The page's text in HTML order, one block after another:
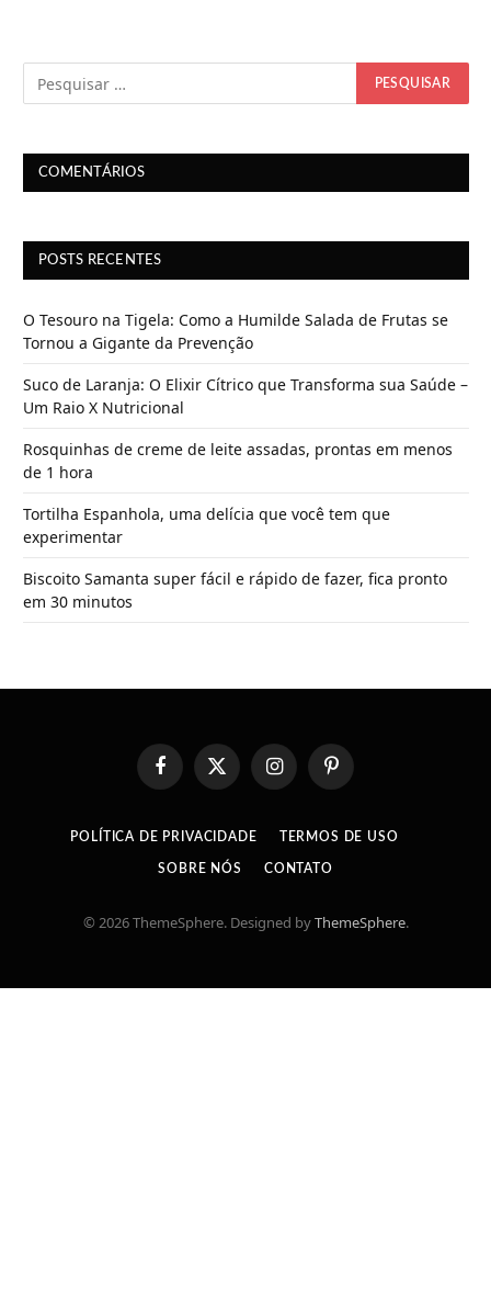
COMENTÁRIOS
POSTS RECENTES
O Tesouro na Tigela: Como a Humilde Salada de Frutas se
Tornou a Gigante da Prevenção
Suco de Laranja: O Elixir Cítrico que Transforma sua Saúde –
Um Raio X Nutricional
Rosquinhas de creme de leite assadas, prontas em menos
de 1 hora
Tortilha Espanhola, uma delícia que você tem que
experimentar
Biscoito Samanta super fácil e rápido de fazer, fica pronto
em 30 minutos
FacebookX
(Twitter)
InstagramPinterest
POLÍTICA DE PRIVACIDADE TERMOS DE USO
SOBRE NÓS CONTATO
© 2026 ThemeSphere. Designed byThemeSphere.